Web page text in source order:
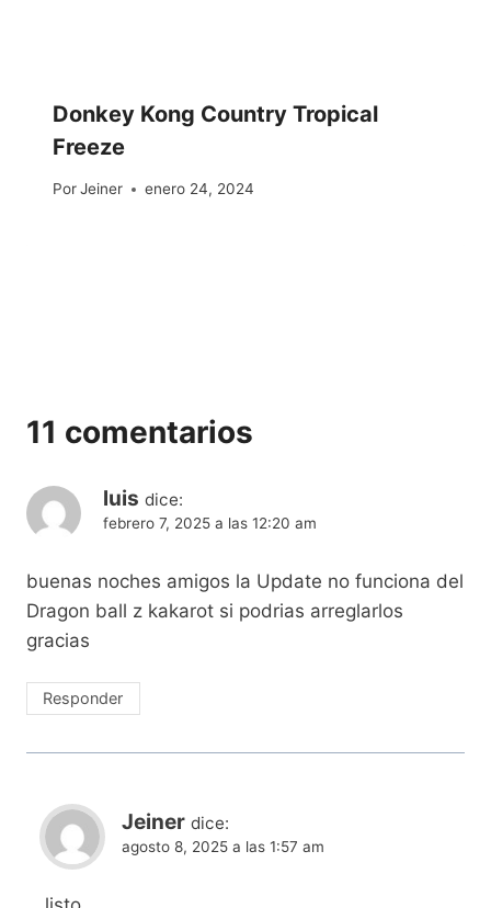
Donkey Kong Country Tropical
Freeze
PorJeiner enero 24, 2024
11 comentarios
luis dice:
febrero 7, 2025 a las 12:20 am
buenas noches amigos la Update no funciona del
Dragon ball z kakarot si podrias arreglarlos
gracias
Responder
Jeiner dice:
agosto 8, 2025 a las 1:57 am